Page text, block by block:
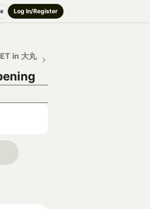
Log In/Register
in 大丸